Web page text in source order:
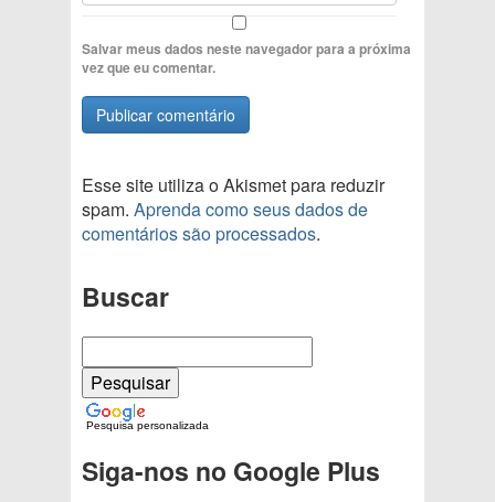
Salvar meus dados neste navegador para a próxima
vez que eu comentar.
Esse site utiliza o Akismet para reduzir
spam. Aprenda como seus dados de
comentários são processados.
Buscar
Pesquisa personalizada
Siga-nos no Google Plus